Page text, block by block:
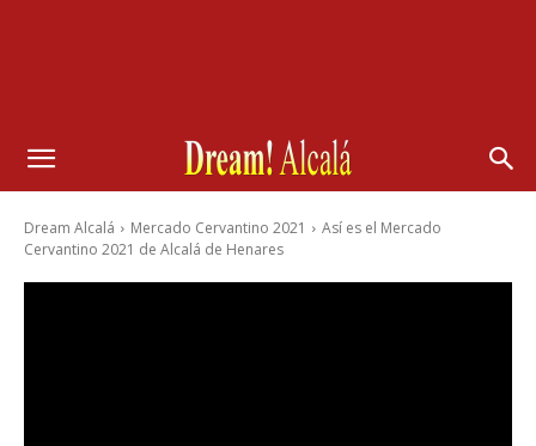
Dream Alcalá Mercado Cervantino 2021
Así es el Mercado
Cervantino 2021 de Alcalá de Henares